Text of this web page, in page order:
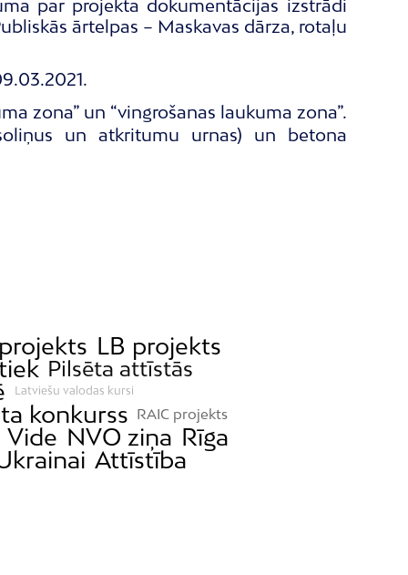
par projekta dokumentācijas izstrādi
ārtelpas – Maskavas dārza, rotaļu
zona” un “vingrošanas laukuma zona”.
un atkritumu urnas) un betona
LB projekts
Pilsēta attīstās
Latviešu valodas kursi
konkurss RAIC projekts
Vide NVO ziņa Rīga
Attīstība